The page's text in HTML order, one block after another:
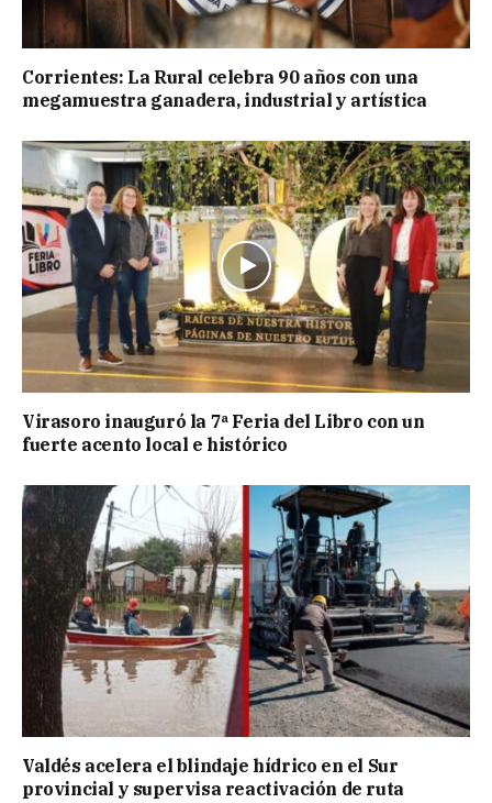
Corrientes: La Rural celebra 90 años con una
megamuestra ganadera, industrial y artística
Virasoro inauguró la 7ª Feria del Libro con un
fuerte acento local e histórico
Valdés acelera el blindaje hídrico en el Sur
provincial y supervisa reactivación de ruta